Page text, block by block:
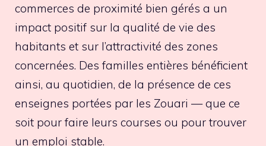
commerces de proximité bien gérés a un
impact positif sur la qualité de vie des
habitants et sur l’attractivité des zones
concernées. Des familles entières bénéficient
ainsi, au quotidien, de la présence de ces
enseignes portées par les Zouari — que ce
soit pour faire leurs courses ou pour trouver
un emploi stable.